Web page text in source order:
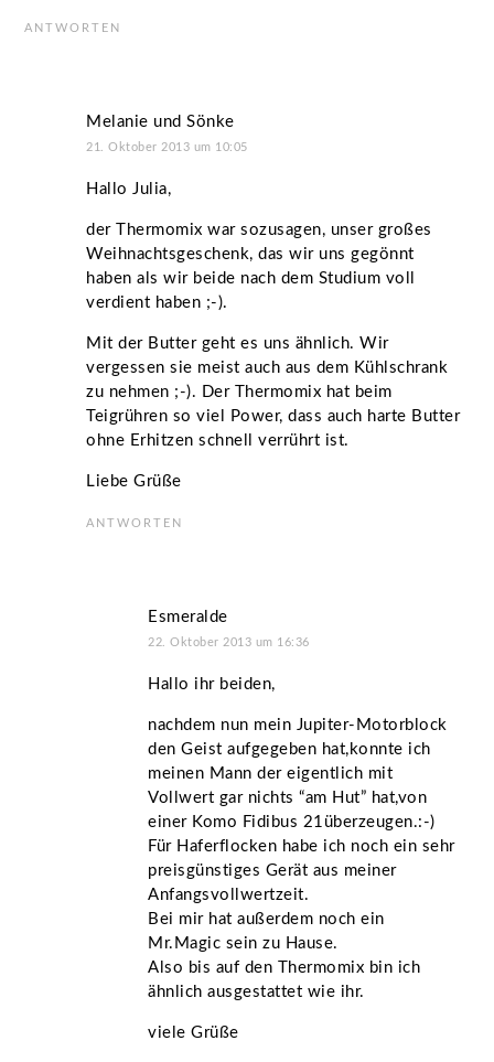
ANTWORTEN
Melanie und Sönke
21. Oktober 2013 um 10:05
Hallo Julia,
der Thermomix war sozusagen, unser großes
Weihnachtsgeschenk, das wir uns gegönnt
haben als wir beide nach dem Studium voll
verdient haben ;-).
Mit der Butter geht es uns ähnlich. Wir
vergessen sie meist auch aus dem Kühlschrank
zu nehmen ;-). Der Thermomix hat beim
Teigrühren so viel Power, dass auch harte Butter
ohne Erhitzen schnell verrührt ist.
Liebe Grüße
ANTWORTEN
Esmeralde
22. Oktober 2013 um 16:36
Hallo ihr beiden,
nachdem nun mein Jupiter-Motorblock
den Geist aufgegeben hat,konnte ich
meinen Mann der eigentlich mit
Vollwert gar nichts “am Hut” hat,von
einer Komo Fidibus 21überzeugen.:-)
Für Haferflocken habe ich noch ein sehr
preisgünstiges Gerät aus meiner
Anfangsvollwertzeit.
Bei mir hat außerdem noch ein
Mr.Magic sein zu Hause.
Also bis auf den Thermomix bin ich
ähnlich ausgestattet wie ihr.
viele Grüße